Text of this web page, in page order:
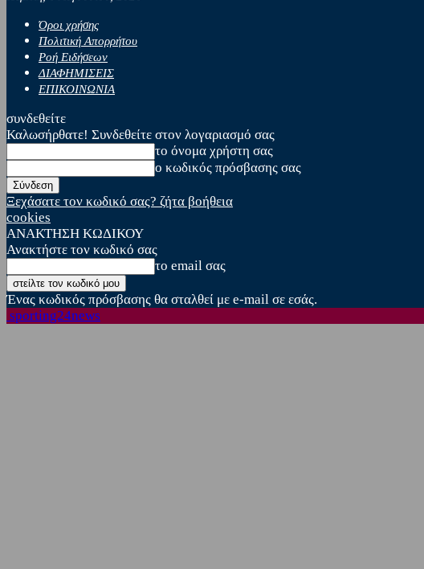
Όροι χρήσης
Πολιτική Απορρήτου
Ροή Ειδήσεων
ΔΙΑΦΗΜΙΣΕΙΣ
ΕΠΙΚΟΙΝΩΝΙΑ
συνδεθείτε
Καλωσήρθατε! Συνδεθείτε στον λογαριασμό σας
το όνομα χρήστη σας
ο κωδικός πρόσβασης σας
Ξεχάσατε τον κωδικό σας? ζήτα βοήθεια
cookies
ΑΝΑΚΤΗΣΗ ΚΩΔΙΚΟΥ
Ανακτήστε τον κωδικό σας
το email σας
Ένας κωδικός πρόσβασης θα σταλθεί με e-mail σε εσάς.
sporting24news